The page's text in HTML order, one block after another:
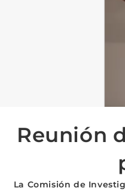
Reunión
La Comisión de